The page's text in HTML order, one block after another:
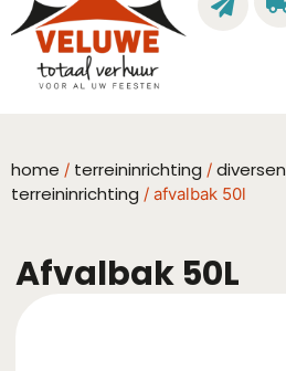
home / terreininrichting / diversen
terreininrichting / afvalbak 50l
Afvalbak 50L